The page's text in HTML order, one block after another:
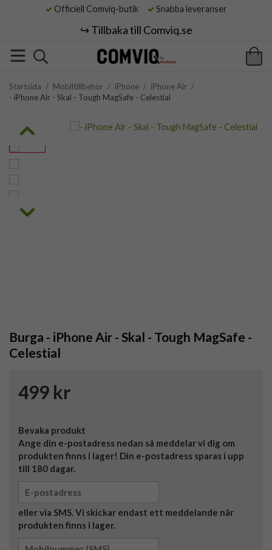
Officiell Comviq-butik Snabba leveranser
↪️ Tillbaka till Comviq.se
Startsida / Mobiltillbehör / iPhone / iPhone Air /
- iPhone Air - Skal - Tough MagSafe - Celestial
Burga - iPhone Air - Skal - Tough MagSafe -
Celestial
499 kr
Bevaka produkt
Ange din e-postadress nedan så meddelar vi dig om
produkten finns i lager! Din e-postadress sparas i upp
till 180 dagar.
eller via SMS. Vi skickar endast ett meddelande när
produkten finns i lager.